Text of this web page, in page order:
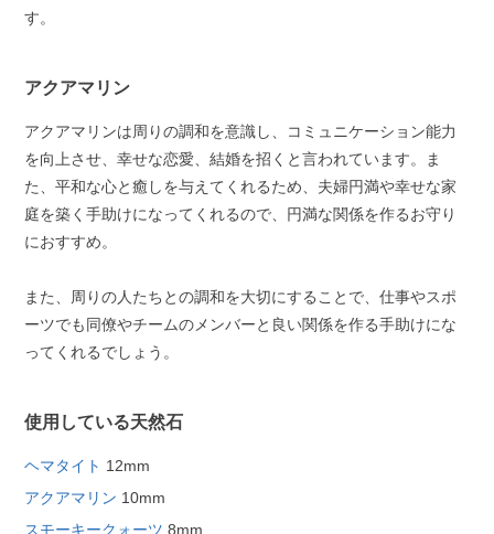
す。
アクアマリン
アクアマリンは周りの調和を意識し、コミュニケーション能力
を向上させ、幸せな恋愛、結婚を招くと言われています。ま
た、平和な心と癒しを与えてくれるため、夫婦円満や幸せな家
庭を築く手助けになってくれるので、円満な関係を作るお守り
におすすめ。
また、周りの人たちとの調和を大切にすることで、仕事やスポ
ーツでも同僚やチームのメンバーと良い関係を作る手助けにな
ってくれるでしょう。
使用している天然石
ヘマタイト 12mm
アクアマリン 10mm
スモーキークォーツ 8mm